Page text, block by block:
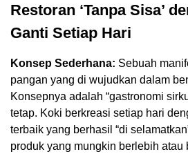
Restoran ‘Tanpa Sisa’
Ganti Setiap Hari
Konsep Sederhana: Sebuah
pangan yang di wujudkan dalam
Konsepnya adalah “gastronomi
tetap. Koki berkreasi setiap hari
terbaik yang berhasil “di
produk yang mungkin berlebih atau